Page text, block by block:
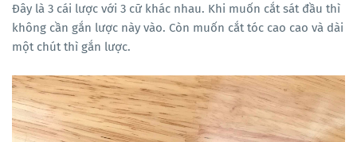
Đây là 3 cái lược với 3 cữ khác nhau. Khi muốn cắt sát đầu thì
không cần gắn lược này vào. Còn muốn cắt tóc cao cao và dài
một chút thì gắn lược.